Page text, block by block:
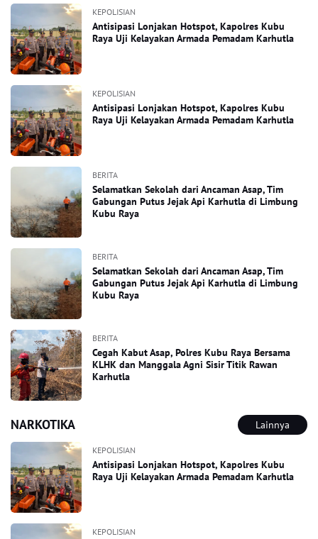
KEPOLISIAN
Antisipasi Lonjakan Hotspot, Kapolres Kubu
Raya Uji Kelayakan Armada Pemadam Karhutla
KEPOLISIAN
Antisipasi Lonjakan Hotspot, Kapolres Kubu
Raya Uji Kelayakan Armada Pemadam Karhutla
BERITA
Selamatkan Sekolah dari Ancaman Asap, Tim
Gabungan Putus Jejak Api Karhutla di Limbung
Kubu Raya
BERITA
Selamatkan Sekolah dari Ancaman Asap, Tim
Gabungan Putus Jejak Api Karhutla di Limbung
Kubu Raya
BERITA
Cegah Kabut Asap, Polres Kubu Raya Bersama
KLHK dan Manggala Agni Sisir Titik Rawan
Karhutla
NARKOTIKA Lainnya
KEPOLISIAN
Antisipasi Lonjakan Hotspot, Kapolres Kubu
Raya Uji Kelayakan Armada Pemadam Karhutla
KEPOLISIAN